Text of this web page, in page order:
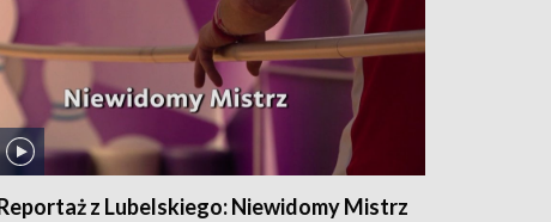
z Lubelskiego: Niewidomy Mistrz